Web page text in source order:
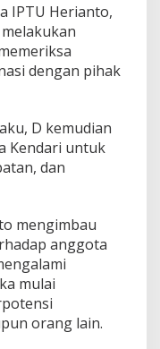
IPTU Herianto,
dengan pihak
D kemudian
Kendari untuk
dan
mengimbau
anggota
mulai
orang lain.